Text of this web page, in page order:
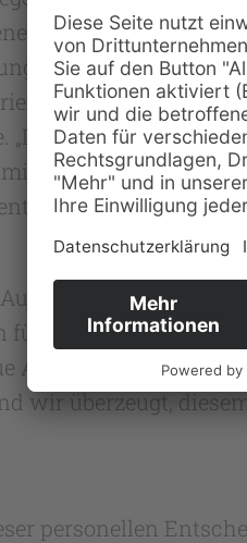
im Jugend-und
ist es für mich
„In den vergangenen
dem Vorstand des
blickt
für die sportliche
Aufgabe viel Erfolg.
wir überzeugt,
personellen